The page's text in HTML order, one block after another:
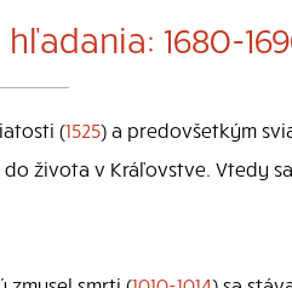
1680-
(1525) a predovšetkým
života v Kráľovstve. Vtedy